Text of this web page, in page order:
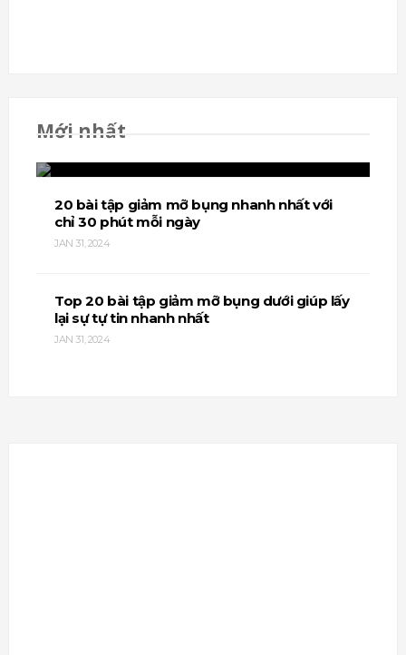
Mới nhất
gymer
20 bài tập giảm mỡ bụng nhanh nhất với
chỉ 30 phút mỗi ngày
JAN 31, 2024
Top 20 bài tập giảm mỡ bụng dưới giúp lấy
lại sự tự tin nhanh nhất
JAN 31, 2024